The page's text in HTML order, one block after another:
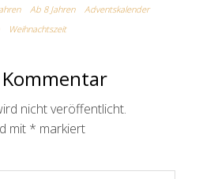
Ab 8 Jahren
Adventskalender
Weihnachtszeit
nicht veröffentlicht.
mit * markiert